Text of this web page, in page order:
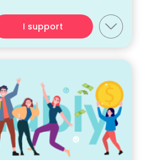
I support